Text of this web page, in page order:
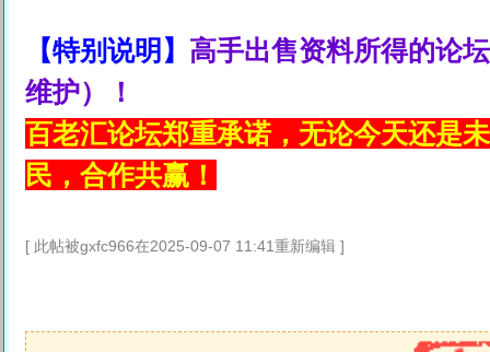
【特别说明】 高手出售资料所得的论
维护）！
百老汇论坛郑重承诺，无论今天还是
民，合作共赢！
[ 此帖被gxfc966在2025-09-07 11:41重新编辑 ]